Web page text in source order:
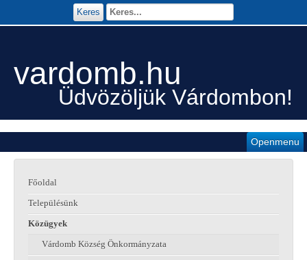
vardomb.hu
Üdvözöljük Várdombon!
Openmenu
Keres
Főoldal
Településünk
Közügyek
Várdomb Község Önkormányzata